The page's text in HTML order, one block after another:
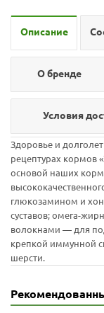
Описание
О бренде
Условия
Здоровье и
рецептурах кормов
основой наших
глюкозамином и
суставов; омега-
волокнами — для
крепкой иммунной
шерсти.